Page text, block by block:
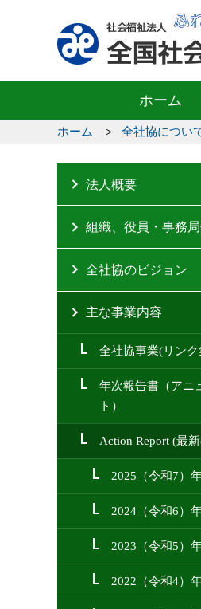
ホーム
ホーム 全社協につい
法人概要
組織、役員・事務局
全社協のビジョン
主な事業内容
全社協事業(リンク
年次報告書（アニ
ト）
Action Report (最
2025（令和7）
2024（令和6）
2023（令和5）
2022（令和4）